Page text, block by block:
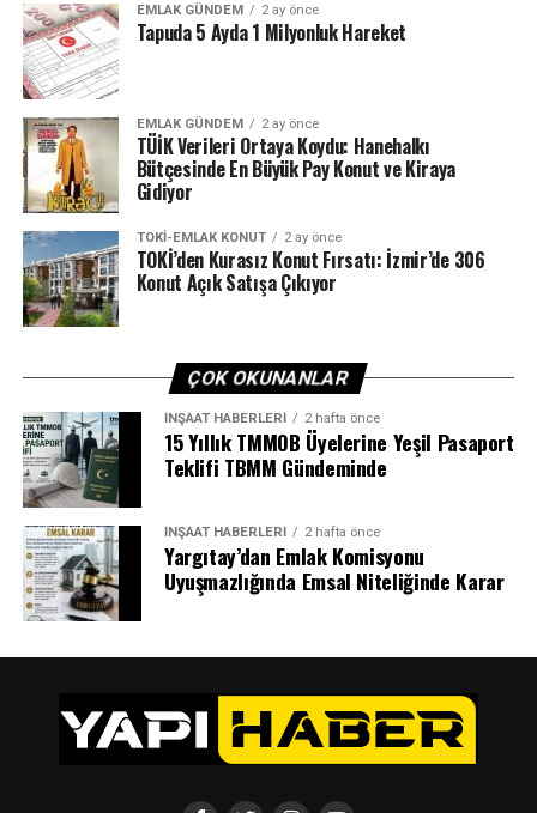
EMLAK GÜNDEM 2 ay önce
Tapuda 5 Ayda 1 Milyonluk Hareket
EMLAK GÜNDEM 2 ay önce
TÜİK Verileri Ortaya Koydu: Hanehalkı
Bütçesinde En Büyük Pay Konut ve Kiraya
Gidiyor
TOKI-EMLAK KONUT 2 ay önce
TOKİ’den Kurasız Konut Fırsatı: İzmir’de 306
Konut Açık Satışa Çıkıyor
ÇOK OKUNANLAR
İNŞAAT HABERLERI 2 hafta önce
15 Yıllık TMMOB Üyelerine Yeşil Pasaport
Teklifi TBMM Gündeminde
İNŞAAT HABERLERI 2 hafta önce
Yargıtay’dan Emlak Komisyonu
Uyuşmazlığında Emsal Niteliğinde Karar